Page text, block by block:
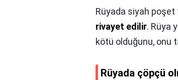
Rüyada siyah poşet
rivayet edilir. Rüya
kötü olduğunu, onu
Rüyada çöpçü